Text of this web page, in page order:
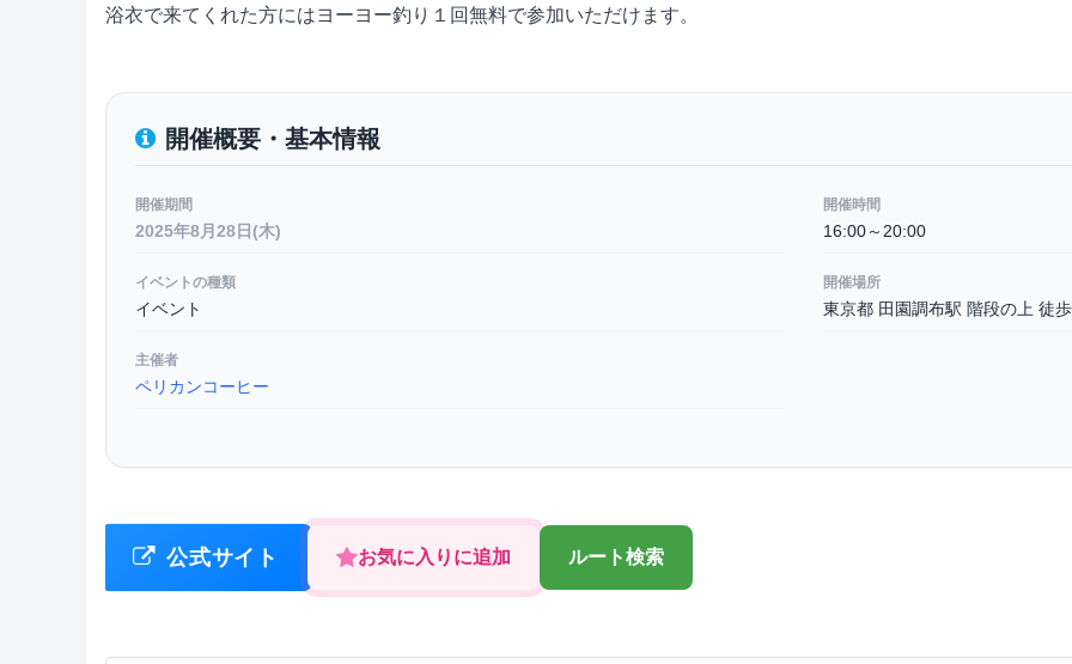
浴衣で来てくれた方にはヨーヨー釣り１回無料で参加いただけます。
開催概要・基本情報
開催期間
2025年8月28日(木)
開催時間
16:00～20:00
イベントの種類
イベント
開催場所
東京都 田園調布駅 階段の上 徒
主催者
ペリカンコーヒー
公式サイト お気に入りに追加 ルート検索